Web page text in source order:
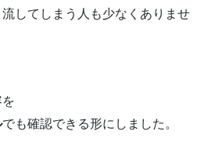
流してしまう人も少なくありませ
でも確認できる形にしました。